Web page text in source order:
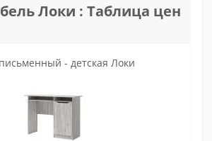
Локи : Таблица цен
- детская Локи